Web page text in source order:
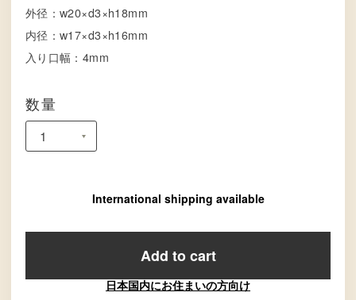
外径：w20×d3×h18mm
内径：w17×d3×h16mm
入り口幅：4mm
数量
International shipping available
Add to cart
日本国内にお住まいの方向け